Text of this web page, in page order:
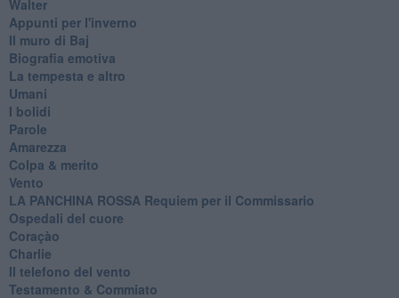
Walter
Appunti per l'inverno
Il muro di Baj
Biografia emotiva
La tempesta e altro
Umani
I bolidi
Parole
Amarezza
Colpa & merito
Vento
​LA PANCHINA ROSSA Requiem per il Commissario
Ospedali del cuore
Coraçào
Charlie
Il telefono del vento
Testamento & Commiato